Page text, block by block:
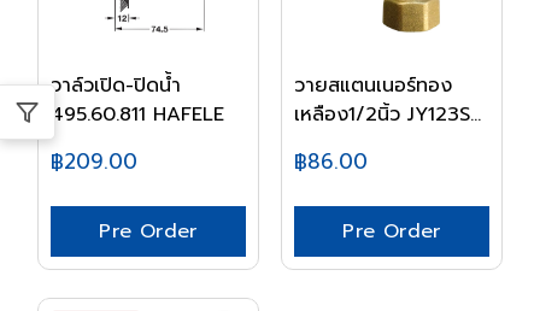
วาล์วเปิด-ปิดน้ำ
495.60.811 HAFELE
฿209.00
Pre Order
วายสแตนเนอร์ทอง
เหลือง1/2นิ้ว JY123S...
฿86.00
Pre Order